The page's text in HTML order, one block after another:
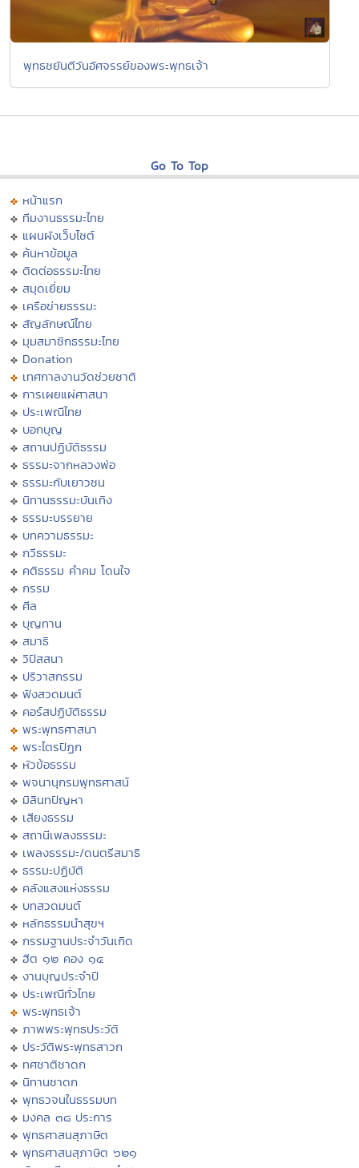
พุทธชยันตีวันอัศจรรย์ของพระพุทธเจ้า
Go To Top
หน้าแรก
ทีมงานธรรมะไทย
แผนผังเว็บไซต์
ค้นหาข้อมูล
ติดต่อธรรมะไทย
สมุดเยี่ยม
เครือข่ายธรรมะ
สัญลักษณ์ไทย
มุมสมาชิกธรรมะไทย
Donation
เทศกาลงานวัดช่วยชาติ
การเผยแผ่ศาสนา
ประเพณีไทย
บอกบุญ
สถานปฏิบัติธรรม
ธรรมะจากหลวงพ่อ
ธรรมะกับเยาวชน
นิทานธรรมะบันเทิง
ธรรมะบรรยาย
บทความธรรมะ
กวีธรรมะ
คติธรรม คำคม โดนใจ
กรรม
ศีล
บุญทาน
สมาธิ
วิปัสสนา
ปริวาสกรรม
ฟังสวดมนต์
คอร์สปฏิบัติธรรม
พระพุทธศาสนา
พระไตรปิฏก
หัวข้อธรรม
พจนานุกรมพุทธศาสน์
มิลินทปัญหา
เสียงธรรม
สถานีเพลงธรรมะ
เพลงธรรมะ/ดนตรีสมาธิ
ธรรมะปฏิบัติ
คลังแสงแห่งธรรม
บทสวดมนต์
หลักธรรมนำสุขฯ
กรรมฐานประจำวันเกิด
ฮีต ๑๒ คอง ๑๔
งานบุญประจำปี
ประเพณีทั่วไทย
พระพุทธเจ้า
ภาพพระพุทธประวัติ
ประวัติพระพุทธสาวก
ทศชาติชาดก
นิทานชาดก
พุทธวจนในธรรมบท
มงคล ๓๘ ประการ
พุทธศาสนสุภาษิต
พุทธศาสนสุภาษิต ๖๒๑